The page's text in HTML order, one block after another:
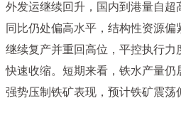
外发运继续回升，国内到港量自超
同比仍处偏高水平，结构性资源
继续复产并重回高位，平控执行力
快速收缩。短期来看，铁水产量仍
强势压制铁矿表现，预计铁矿震荡